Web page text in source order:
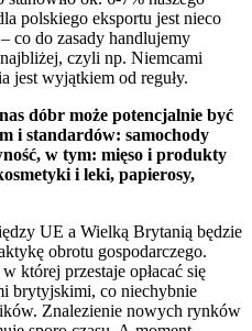
polskiego eksportu jest nieco
co do zasady handlujemy
czyli np. Niemcami
jest wyjątkiem od reguły.
dóbr może potencjalnie być
i standardów: samochody
w tym: mięso i produkty
i leki, papierosy,
UE a Wielką Brytanią będzie
obrotu gospodarczego.
której przestaje opłacać się
brytyjskimi, co niechybnie
Znalezienie nowych rynków